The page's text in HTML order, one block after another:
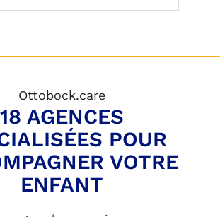
Ottobock.care
18 AGENCES
POUR
VOTRE
ENFANT